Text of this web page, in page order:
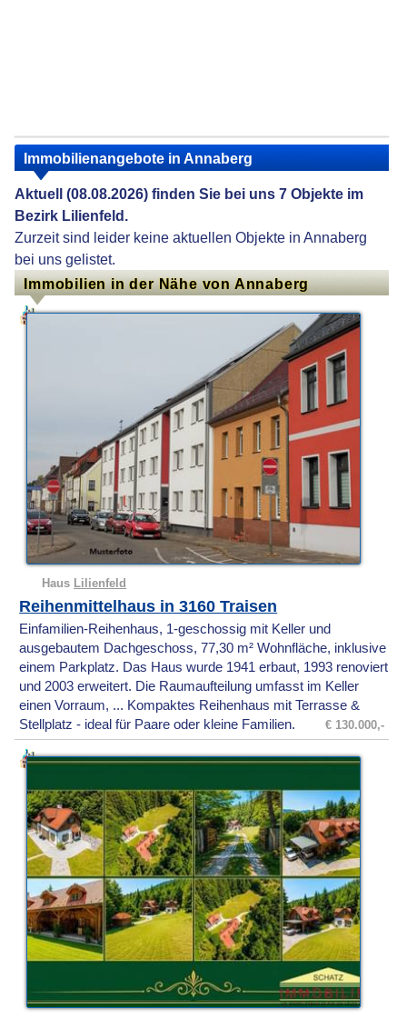
Immobilienangebote in Annaberg
Aktuell (08.08.2026) finden Sie bei uns 7 Objekte im
Bezirk Lilienfeld.
Zurzeit sind leider keine aktuellen Objekte in Annaberg
bei uns gelistet.
Immobilien in der Nähe von Annaberg
Haus Lilienfeld
Reihenmittelhaus in 3160 Traisen
Einfamilien-Reihenhaus, 1-geschossig mit Keller und
ausgebautem Dachgeschoss, 77,30 m² Wohnfläche, inklusive
einem Parkplatz. Das Haus wurde 1941 erbaut, 1993 renoviert
und 2003 erweitert. Die Raumaufteilung umfasst im Keller
einen Vorraum, ... Kompaktes Reihenhaus mit Terrasse &
Stellplatz - ideal für Paare oder kleine Familien.
€ 130.000,-